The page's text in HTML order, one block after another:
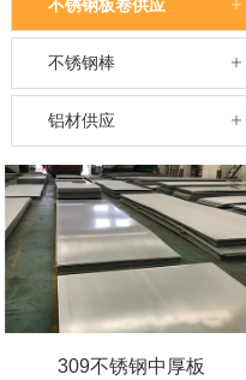
不锈钢板卷供应
不锈钢棒
铝材供应
309不锈钢中厚板